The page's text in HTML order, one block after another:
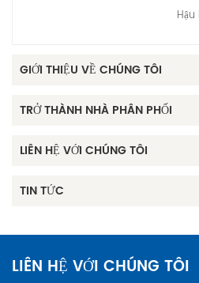
GIỚI THIỆU VỀ CHÚNG TÔI
TRỞ THÀNH NHÀ PHÂN PHỐI
LIÊN HỆ VỚI CHÚNG TÔI
TIN TỨC
LIÊN HỆ VỚI CHÚNG TÔI